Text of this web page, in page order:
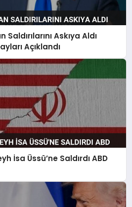
Askıya Aldı
Açıklandı
İsa Üssü’ne Saldırdı ABD